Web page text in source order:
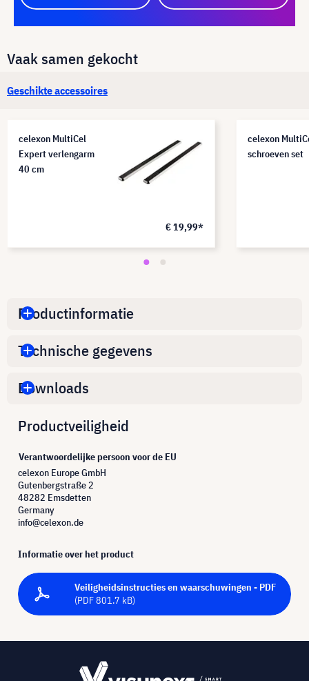
Vaak samen gekocht
Geschikte accessoires
celexon MultiCel
Expert verlengarm
40 cm
€ 19,99*
celexon
schroeven set
Productinformatie
Technische gegevens
Downloads
Productveiligheid
Verantwoordelijke persoon voor de EU
celexon Europe GmbH
Gutenbergstraße 2
48282 Emsdetten
Germany
info@celexon.de
Informatie over het product
Veiligheidsinstructies en waarschuwingen - PDF
(PDF 801.7 kB)